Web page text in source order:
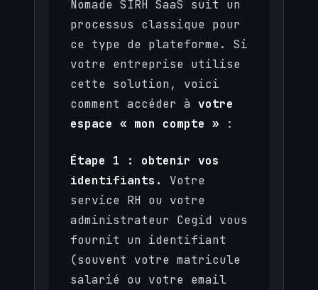
Nomade SIRH SaaS suit un
processus classique pour
ce type de plateforme. Si
votre entreprise utilise
cette solution, voici
comment accéder à votre
espace « mon compte » :
Étape 1 : obtenir vos
identifiants.
Votre
service RH ou votre
administrateur Cegid vous
fournit un identifiant
(souvent votre matricule
salarié ou votre email